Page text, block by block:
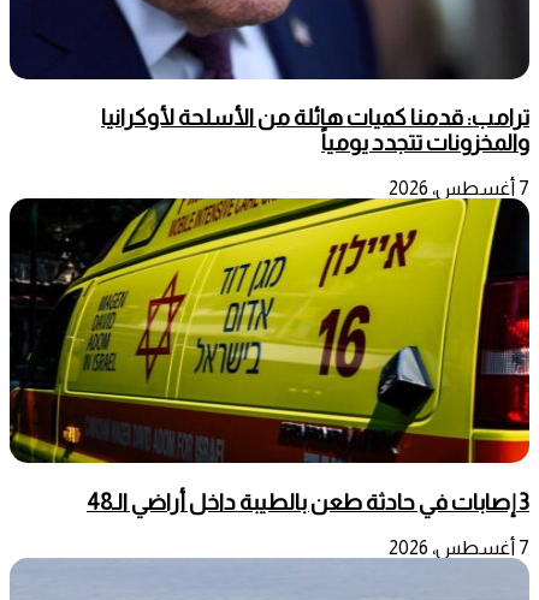
ترامب: قدمنا كميات هائلة من الأسلحة لأوكرانيا
والمخزونات تتجدد يومياً
7 أغسطس، 2026
3 إصابات في حادثة طعن بالطيبة داخل أراضي الـ48
7 أغسطس، 2026